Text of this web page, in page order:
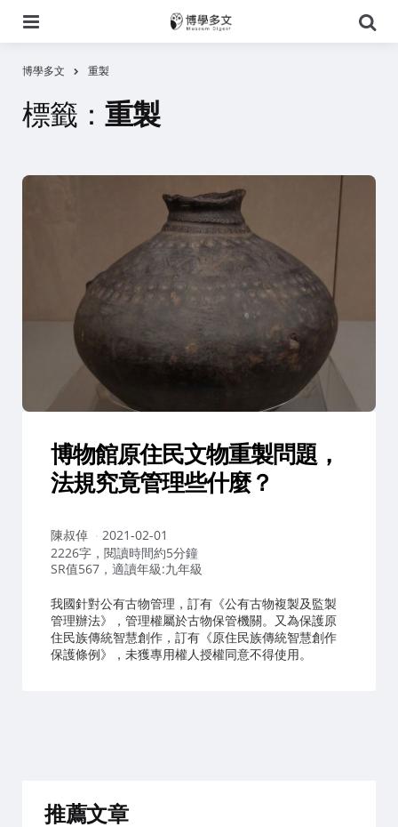
尋
博學多文 重製
標籤： 重製
博物館原住民文物重製問題 ，
法規究竟管理些什麼？
作
者：
陳叔倬
2021-02-01
2226字，閱讀時間約5分鐘
SR值567，適讀年級:九年級
我國針對公有古物管理，訂有《公有古物複製及監製
管理辦法》，管理權屬於古物保管機關。又為保護原
住民族傳統智慧創作，訂有《原住民族傳統智慧創作
保護條例》，未獲專用權人授權同意不得使用。
推薦文章